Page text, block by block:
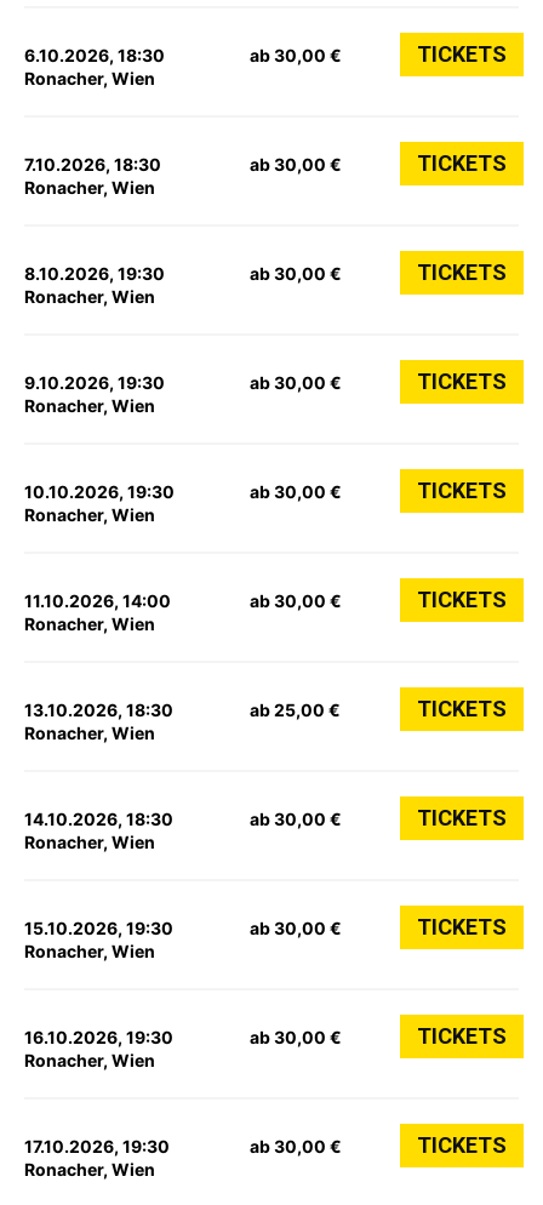
6.10.2026, 18:30
Ronacher, Wien
ab 30,00 € TICKETS
7.10.2026, 18:30
Ronacher, Wien
ab 30,00 € TICKETS
8.10.2026, 19:30
Ronacher, Wien
ab 30,00 € TICKETS
9.10.2026, 19:30
Ronacher, Wien
ab 30,00 € TICKETS
10.10.2026, 19:30
Ronacher, Wien
ab 30,00 € TICKETS
11.10.2026, 14:00
Ronacher, Wien
ab 30,00 € TICKETS
13.10.2026, 18:30
Ronacher, Wien
ab 25,00 € TICKETS
14.10.2026, 18:30
Ronacher, Wien
ab 30,00 € TICKETS
15.10.2026, 19:30
Ronacher, Wien
ab 30,00 € TICKETS
16.10.2026, 19:30
Ronacher, Wien
ab 30,00 € TICKETS
17.10.2026, 19:30
Ronacher, Wien
ab 30,00 € TICKETS